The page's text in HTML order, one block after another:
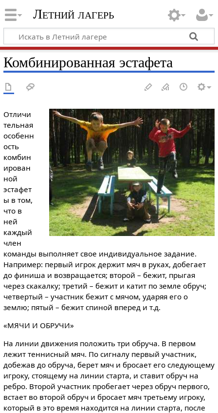
Летний лагерь
Комбинированная эстафета
Отличи
тельная
особенн
ость
комбин
ирован
ной
эстафет
ы в том,
что в
ней
каждый
член
команды выполняет свое индивидуальное задание.
Например: первый игрок держит мяч в руках, добегает
до финиша и возвращается; второй – бежит, прыгая
через скакалку; третий – бежит и катит по земле обруч;
четвертый – участник бежит с мячом, ударяя его о
землю; пятый – бежит спиной вперед и т.д.
«МЯЧИ И ОБРУЧИ»
На линии движения положить три обруча. В первом
лежит теннисный мяч. По сигналу первый участник,
добежав до обруча, берет мяч и бросает его следующему
игроку, стоящему на линии старта, и ставит обруч на
ребро. Второй участник пробегает через обруч первого,
встает во второй обруч и бросает мяч третьему игроку,
который в это время находится на линии старта, после